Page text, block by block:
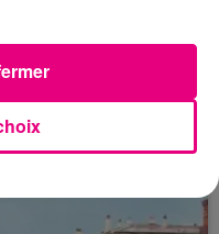
de Toulouse